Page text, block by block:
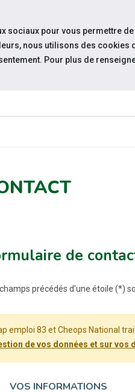
QUI
de
champs précédés d'une étoile (*)
emploi 83 et Cheops National
de vos données et sur vos
VOS INFORMATIONS
sociaux pour vous permettre
nous utilisons des cookies
Pour plus de